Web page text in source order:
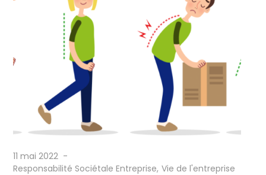
11 mai 2022
Responsabilité Sociétale Entreprise Vie de l'entreprise